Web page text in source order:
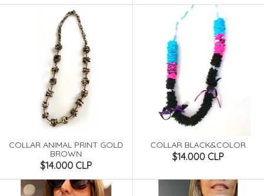
COLLAR ANIMAL PRINT GOLD
BROWN
$14.000 CLP
COLLAR BLACK&COLOR
$14.000 CLP